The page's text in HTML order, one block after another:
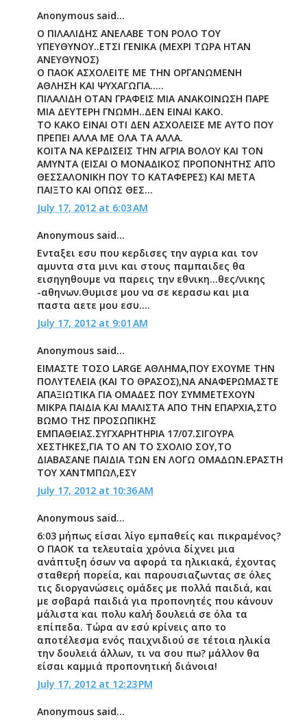
Anonymous said...
O ΠΙΛΑΛΙΔΗΣ ΑΝΕΛΑΒΕ ΤΟΝ ΡΟΛΟ ΤΟΥ
ΥΠΕΥΘΥΝΟΥ..ΕΤΣΙ ΓΕΝΙΚΑ (ΜΕΧΡΙ ΤΩΡΑ ΗΤΑΝ
ΑΝΕΥΘΥΝΟΣ)
Ο ΠΑΟΚ ΑΣΧΟΛΕΙΤΕ ΜΕ ΤΗΝ ΟΡΓΑΝΩΜΕΝΗ
ΑΘΛΗΣΗ ΚΑΙ ΨΥΧΑΓΩΓΙΑ.....
ΠΙΛΑΛΙΔΗ ΟΤΑΝ ΓΡΑΦΕΙΣ ΜΙΑ ΑΝΑΚΟΙΝΩΣΗ ΠΑΡΕ
ΜΙΑ ΔΕΥΤΕΡΗ ΓΝΩΜΗ..ΔΕΝ ΕΙΝΑΙ ΚΑΚΟ.
ΤΟ ΚΑΚΟ ΕΙΝΑΙ ΟΤΙ ΔΕΝ ΑΣΧΟΛΕΙΣΕ ΜΕ ΑΥΤΟ ΠΟΥ
ΠΡΕΠΕΙ ΑΛΛΑ ΜΕ ΟΛΑ ΤΑ ΑΛΛΑ.
ΚΟΙΤΑ ΝΑ ΚΕΡΔΙΣΕΙΣ ΤΗΝ ΑΓΡΙΑ ΒΟΛΟΥ ΚΑΙ ΤΟΝ
ΑΜΥΝΤΑ (ΕΙΣΑΙ Ο ΜΟΝΑΔΙΚΟΣ ΠΡΟΠΟΝΗΤΗΣ ΑΠΌ
ΘΕΣΣΑΛΟΝΙΚΗ ΠΟΥ ΤΟ ΚΑΤΑΦΕΡΕΣ) ΚΑΙ ΜΕΤΑ
ΠΑΙΞΤΟ ΚΑΙ ΟΠΩΣ ΘΕΣ...
July 17, 2012 at 6:03 AM
Anonymous said...
Ενταξει εσυ που κερδισες την αγρια και τον
αμυντα στα μινι και στους παμπαιδες θα
εισηγηθουμε να παρεις την εθνικη...θες/νικης
-αθηνων.Θυμισε μου να σε κερασω και μια
παστα αετε μου εσυ....
July 17, 2012 at 9:01 AM
Anonymous said...
ΕΙΜΑΣΤΕ ΤΟΣΟ LARGE ΑΘΛΗΜΑ,ΠΟΥ ΕΧΟΥΜΕ ΤΗΝ
ΠΟΛΥΤΕΛΕΙΑ (ΚΑΙ ΤΟ ΘΡΑΣΟΣ),ΝΑ ΑΝΑΦΕΡΩΜΑΣΤΕ
ΑΠΑΞΙΩΤΙΚΑ ΓΙΑ ΟΜΑΔΕΣ ΠΟΥ ΣΥΜΜΕΤΕΧΟΥΝ
ΜΙΚΡΑ ΠΑΙΔΙΑ ΚΑΙ ΜΑΛΙΣΤΑ ΑΠΟ ΤΗΝ ΕΠΑΡΧΙΑ,ΣΤΟ
ΒΩΜΟ ΤΗΣ ΠΡΟΣΩΠΙΚΗΣ
ΕΜΠΑΘΕΙΑΣ.ΣΥΓΧΑΡΗΤΗΡΙΑ 17/07.ΣΙΓΟΥΡΑ
ΧΕΣΤΗΚΕΣ,ΓΙΑ ΤΟ ΑΝ ΤΟ ΣΧΟΛΙΟ ΣΟΥ,ΤΟ
ΔΙΑΒΑΣΑΝΕ ΠΑΙΔΙΑ ΤΩΝ ΕΝ ΛΟΓΩ ΟΜΑΔΩΝ.ΕΡΑΣΤΗ
ΤΟΥ ΧΑΝΤΜΠΩΛ,ΕΣΥ
July 17, 2012 at 10:36 AM
Anonymous said...
6:03 μήπως είσαι λίγο εμπαθείς και πικραμένος?
Ο ΠΑΟΚ τα τελευταία χρόνια δίχνει μια
ανάπτυξη όσων να αφορά τα ηλικιακά, έχοντας
σταθερή πορεία, και παρουσιαζωντας σε όλες
τις διοργανώσεις ομάδες με πολλά παιδιά, και
με σοβαρά παιδιά για προπονητές που κάνουν
μάλιστα και πολυ καλή δουλειά σε όλα τα
επίπεδα. Τώρα αν εσύ κρίνεις απο το
αποτέλεσμα ενός παιχνιδιού σε τέτοια ηλικία
την δουλειά άλλων, τι να σου πω? μάλλον θα
είσαι καμμιά προπονητική διάνοια!
July 17, 2012 at 12:23 PM
Anonymous said...